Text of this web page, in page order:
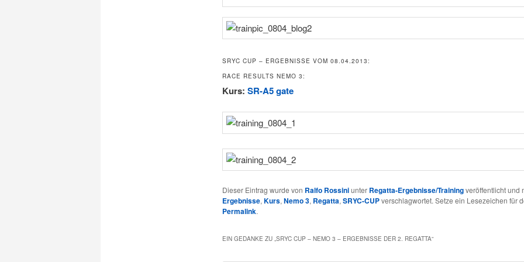
SRYC CUP – ERGEBNISSE VOM 08.04.2013:
RACE RESULTS NEMO 3:
Kurs: SR-A5 gate
Dieser Eintrag wurde von Ralfo Rossiniunter Regatta-Ergebnisse/Trainingveröffentlicht und
Ergebnisse, Kurs, Nemo 3, Regatta, SRYC-CUPverschlagwortet. Setze ein Lesezeichen für
Permalink.
EIN GEDANKE ZU „ SRYC CUP – NEMO 3 – ERGEBNISSE DER 2. REGATTA“